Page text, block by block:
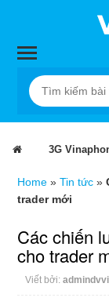
3G
Home » Tin tức »
trader mới
Các chiến
cho trader
Viết bởi: